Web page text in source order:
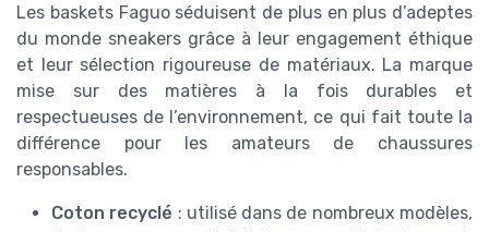
Les baskets Faguo séduisent de plus en plus d’adeptes
du monde sneakers grâce à leur engagement éthique
et leur sélection rigoureuse de matériaux. La marque
mise sur des matières à la fois durables et
respectueuses de l’environnement, ce qui fait toute la
différence pour les amateurs de chaussures
responsables.
Coton recyclé : utilisé dans de nombreux modèles,